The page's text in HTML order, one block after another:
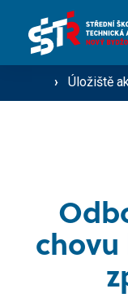
Proč
Přehled
Technik
Operátor
Mechanik
Pro žáky
Střediska
› Úložiště